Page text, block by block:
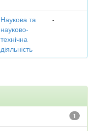
Наукова та
науково-
технічна
діяльність
-
1